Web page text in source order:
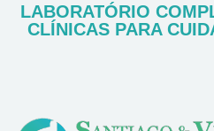
LABORATÓRIO
CLÍNICAS PARA